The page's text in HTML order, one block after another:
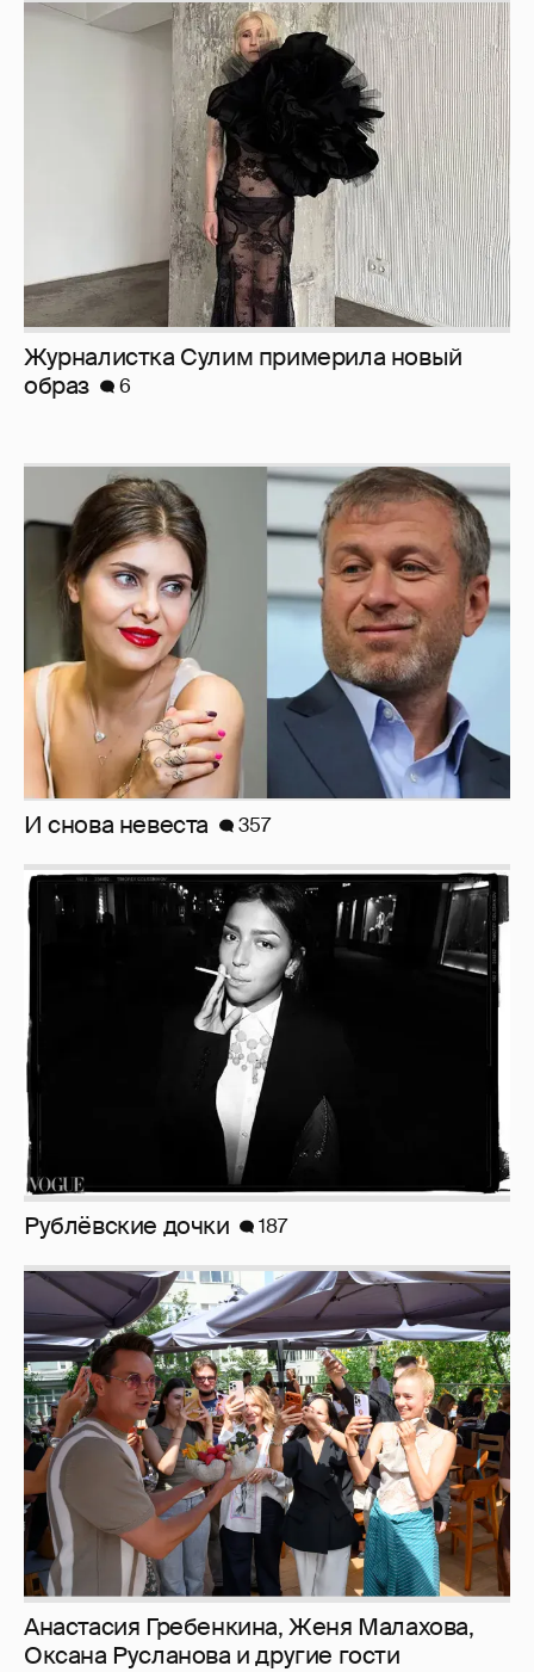
Журналистка Сулим примерила новый
И снова невеста 357
Рублёвские дочки 187
Анастасия Гребенкина, Женя Малахова,
Оксана Русланова и другие гости
фестиваля «Баланс вкуса и ритма»:
рассматриваем летние образы